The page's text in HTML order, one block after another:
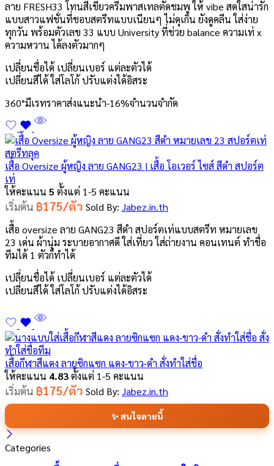
ลาย FRESH33 โทนสีเขียวครีมพาสเทลตัดชมพู ให้ vibe สดใสน่ารัก
แบบสาวแฟชั่นที่ชอบสตรีทแบบเนียนๆ ไม่ดุเกิน ยังดูคลีน ใส่ง่าย
ทุกวัน พร้อมตัวเลข 33 แบบ University ที่ช่วย balance ความเท่ x
ความหวาน ได้ลงตัวมากๆ
เปลี่ยนชื่อได้ เปลี่ยนเบอร์ แต่ละตัวได้
เปลี่ยนสีได้ ใส่โลโก้ ปรับแต่งได้อิสระ
360°มีเรทราคาส่งแนะนำ-16%จำนวนจำกัด
เสื้อ Oversize ผู้หญิง ลาย GANG23 | เสื้อ โอเวอร์ ไซส์ สีดำ สปอร์ต
เท่
ให้คะแนน 5 ตั้งแต่ 1-5 คะแนน
เริ่มต้น ฿175/ตัว Sold By: Jabez.in.th
เสื้อ oversize ลาย GANG23 สีดำ สปอร์ตเท่แบบสตรีท หมายเลข
23 เด่น ผ้านุ่ม ระบายอากาศดี ใส่เที่ยว ใส่ถ่ายงาน คอนเทนต์ ทำชื่อ
ทีมได้ 1 ตัวก็ทำได้
เปลี่ยนชื่อได้ เปลี่ยนเบอร์ แต่ละตัวได้
เปลี่ยนสีได้ ใส่โลโก้ ปรับแต่งได้อิสระ
เสื้อกีฬาสีแดง ลายซิกแซก แดง-ขาว-ดำ สั่งทำใส่ชื่อ
ให้คะแนน 4.83ตั้งแต่ 1-5 คะแนน
เริ่มต้น ฿175/ตัว Sold By: Jabez.in.th
✨ สนใจลายนี้
Categories